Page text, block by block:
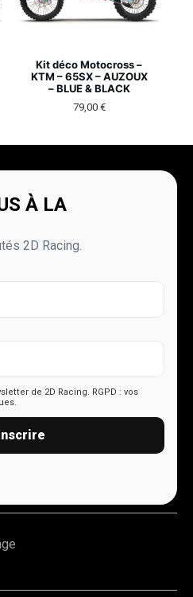
Kit déco Motocross –
KTM – 65SX – AUZOUX
– BLUE & BLACK
79,00 €
À LA
2D Racing.
de 2D Racing. RGPD : vos